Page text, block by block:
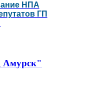
НПА
ГП
Амурск"